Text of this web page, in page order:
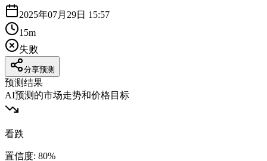
2025年07月29日 15:57
15m
失败
分享预测
预测结果
AI预测的市场走势和价格目标
看跌
置信度: 80%